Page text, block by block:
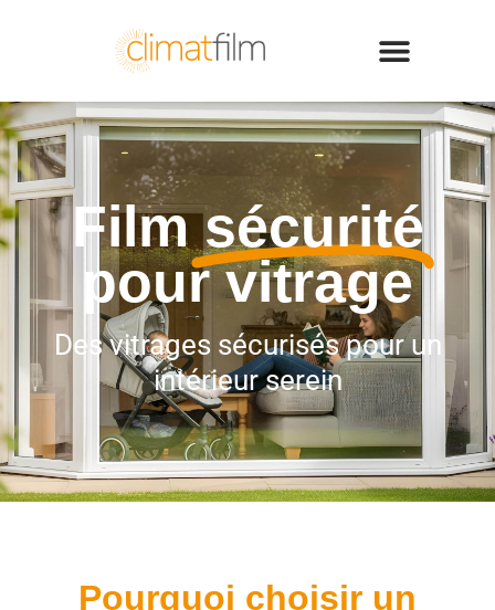
Film sécurité
pour vitrage
Des vitrages sécurisés pour un
intérieur serein
Pourquoi choisir un